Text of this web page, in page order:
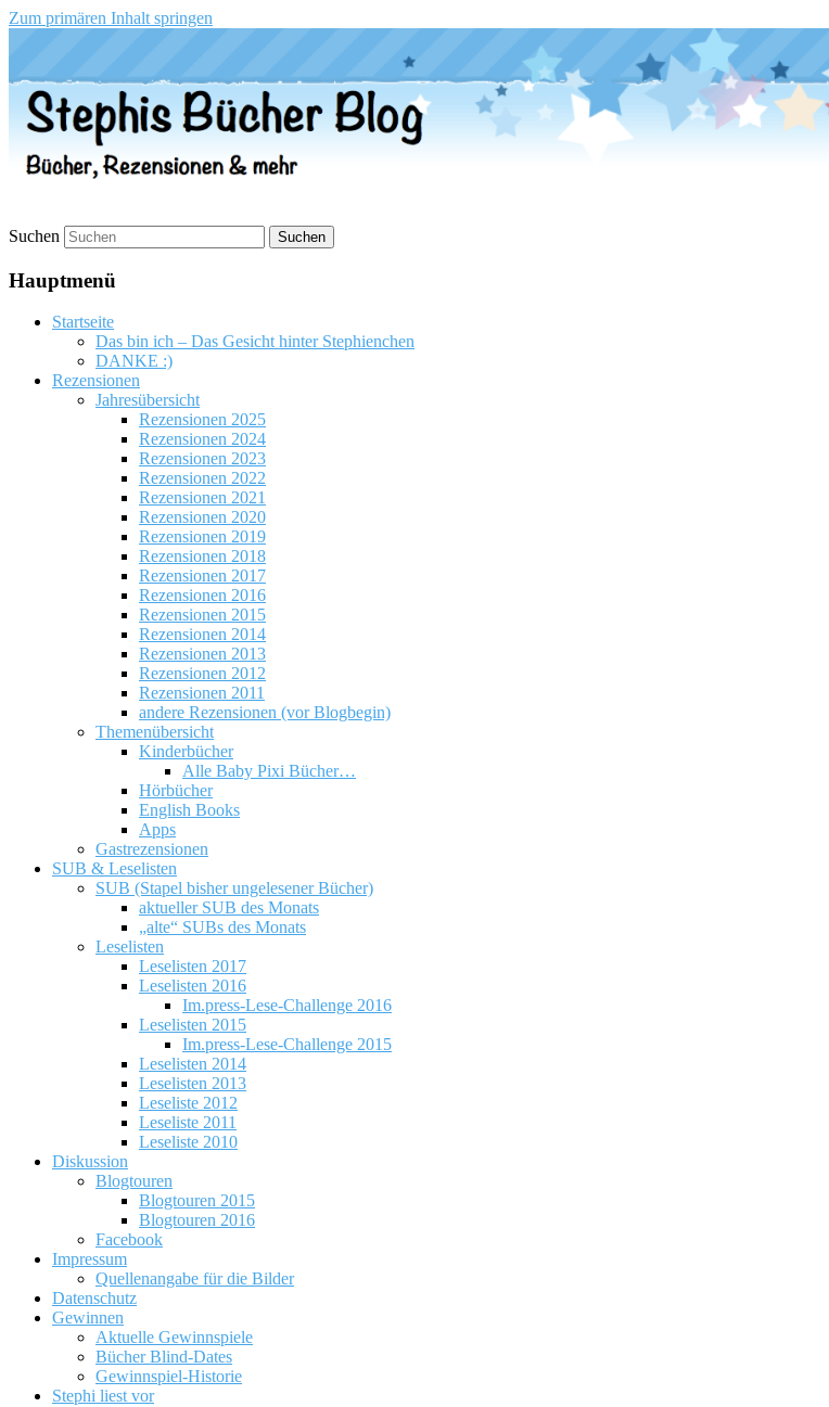
Zum primären Inhalt springen
Stephis Bücher Blog
Suchen
Hauptmenü
Startseite
Das bin ich – Das Gesicht hinter Stephienchen
DANKE :)
Rezensionen
Jahresübersicht
Rezensionen 2025
Rezensionen 2024
Rezensionen 2023
Rezensionen 2022
Rezensionen 2021
Rezensionen 2020
Rezensionen 2019
Rezensionen 2018
Rezensionen 2017
Rezensionen 2016
Rezensionen 2015
Rezensionen 2014
Rezensionen 2013
Rezensionen 2012
Rezensionen 2011
andere Rezensionen (vor Blogbegin)
Themenübersicht
Kinderbücher
Alle Baby Pixi Bücher…
Hörbücher
English Books
Apps
Gastrezensionen
SUB & Leselisten
SUB (Stapel bisher ungelesener Bücher)
aktueller SUB des Monats
„alte“ SUBs des Monats
Leselisten
Leselisten 2017
Leselisten 2016
Im.press-Lese-Challenge 2016
Leselisten 2015
Im.press-Lese-Challenge 2015
Leselisten 2014
Leselisten 2013
Leseliste 2012
Leseliste 2011
Leseliste 2010
Diskussion
Blogtouren
Blogtouren 2015
Blogtouren 2016
Facebook
Impressum
Quellenangabe für die Bilder
Datenschutz
Gewinnen
Aktuelle Gewinnspiele
Bücher Blind-Dates
Gewinnspiel-Historie
Stephi liest vor